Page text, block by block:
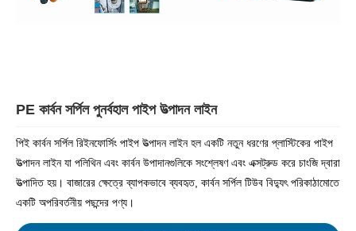
PE কার্বন সর্পিল পুনর্বহাল পাইপ উত্পাদন লাইন
পিই কার্বন সর্পিল রিইনফোর্সিং পাইপ উত্পাদন লাইন হল একটি নতুন ধরণের প্লাস্টিকের পাইপ
উত্পাদন লাইন যা পলিথিন এবং কার্বন উপাদানগুলিকে সংশ্লেষণ এবং এক্সট্রুড করে চাংজি দ্বারা
উত্পাদিত হয়। বাজারের ক্ষেত্রে ব্যাপকভাবে ব্যবহৃত, কার্বন সর্পিল টিউব বিদ্যুৎ পরিকাঠামোতে
একটি অপরিবর্তনীয় পছন্দের পণ্য।